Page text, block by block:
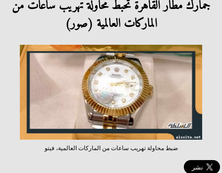
جمارك مطار القاهرة تحبط محاولة تهريب ساعات من
الماركات العالمية (صور)
ضبط محاولة تهريب ساعات من الماركات العالمية، فيتو